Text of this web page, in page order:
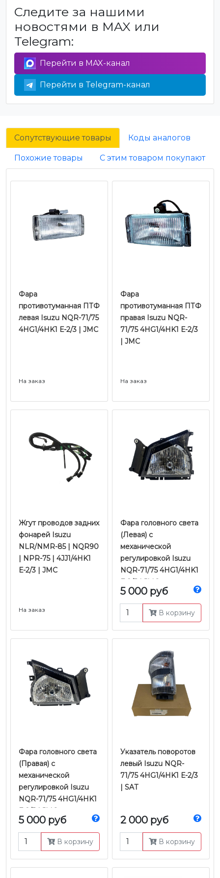
Следите за нашими
новостями в MAX или
Telegram:
Перейти в MAX-канал
Перейти в Telegram-канал
Сопутствующие товары Коды аналогов
Похожие товары С этим товаром покупают
Фара
противотуманная ПТФ
левая Isuzu NQR-71/75
4HG1/4HK1 Е-2/3 | JMC
На заказ
Фара
противотуманная ПТФ
правая Isuzu NQR-
71/75 4HG1/4HK1 Е-2/3
| JMC
На заказ
Жгут проводов задних
фонарей Isuzu
NLR/NMR-85 | NQR90
| NPR-75 | 4JJ1/4HK1
Е-2/3 | JMC
На заказ
Фара головного света
(Левая) с
механической
регулировкой Isuzu
NQR-71/75 4HG1/4HK1
Е-2/3 | JMC
5 000 руб
В корзину
Фара головного света
(Правая) с
механической
регулировкой Isuzu
NQR-71/75 4HG1/4HK1
Е-2/3 | JMC
5 000 руб
В корзину
Указатель поворотов
левый Isuzu NQR-
71/75 4HG1/4HK1 Е-2/3
| SAT
2 000 руб
В корзину